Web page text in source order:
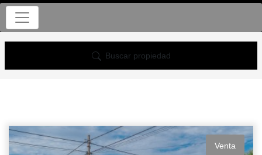
Buscar propiedad
Venta